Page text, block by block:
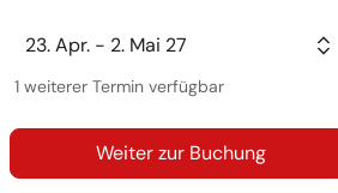
23. Apr. - 2. Mai 27
1 weiterer Termin verfügbar
Weiter zur Buchung